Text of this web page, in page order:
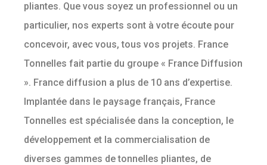
pliantes. Que vous soyez un professionnel ou un
particulier, nos experts sont à votre écoute pour
concevoir, avec vous, tous vos projets. France
Tonnelles fait partie du groupe « France Diffusion
». France diffusion a plus de 10 ans d’expertise.
Implantée dans le paysage français, France
Tonnelles est spécialisée dans la conception, le
développement et la commercialisation de
diverses gammes de tonnelles pliantes, de